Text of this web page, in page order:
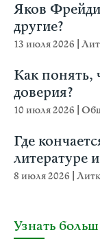
Яков
другие?
13 июля 2026
Как понять,
доверия?
10 июля 2026
Где
литературе
8 июля 2026
Узнать